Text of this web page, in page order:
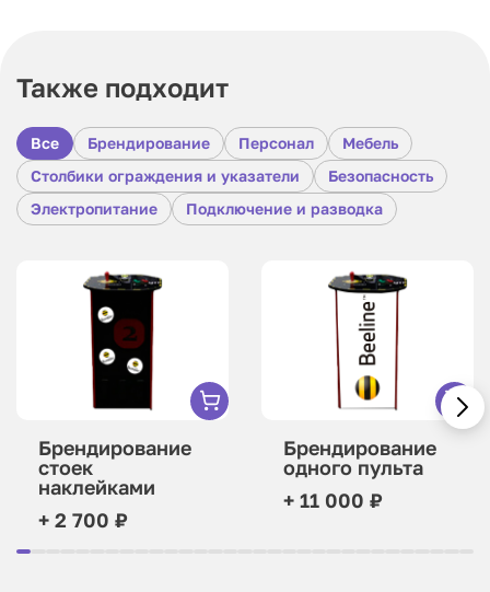
Также подходит
Все Брендирование Персонал
Мебель
Столбики ограждения и указатели
Безопасность
Электропитание
Подключение и разводка
Брендирование
стоек
наклейками
+ 2 700 ₽
Брендирование
одного пульта
+ 11 000 ₽